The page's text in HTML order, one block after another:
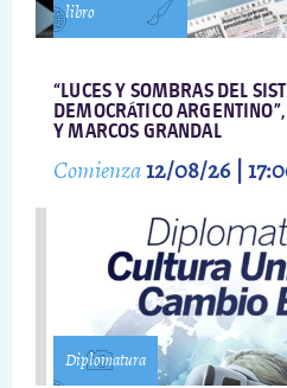
libro
“LUCES Y SOMBRAS DEL
DEMOCRÁTICO
Y MARCOS GRANDAL
Comienza12/08/26 |
Diplomatura